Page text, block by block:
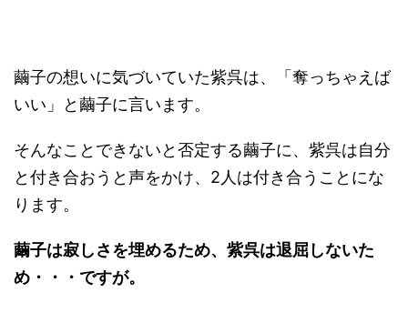
繭子の想いに気づいていた紫呉は、「奪っちゃえば
いい」と繭子に言います。
そんなことできないと否定する繭子に、紫呉は自分
と付き合おうと声をかけ、2人は付き合うことにな
ります。
繭子は寂しさを埋めるため、紫呉は退屈しないた
め・・・ですが。